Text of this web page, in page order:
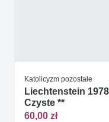
Katolicyzm pozostałe
Liechtenstein
Czyste **
60,00 zł